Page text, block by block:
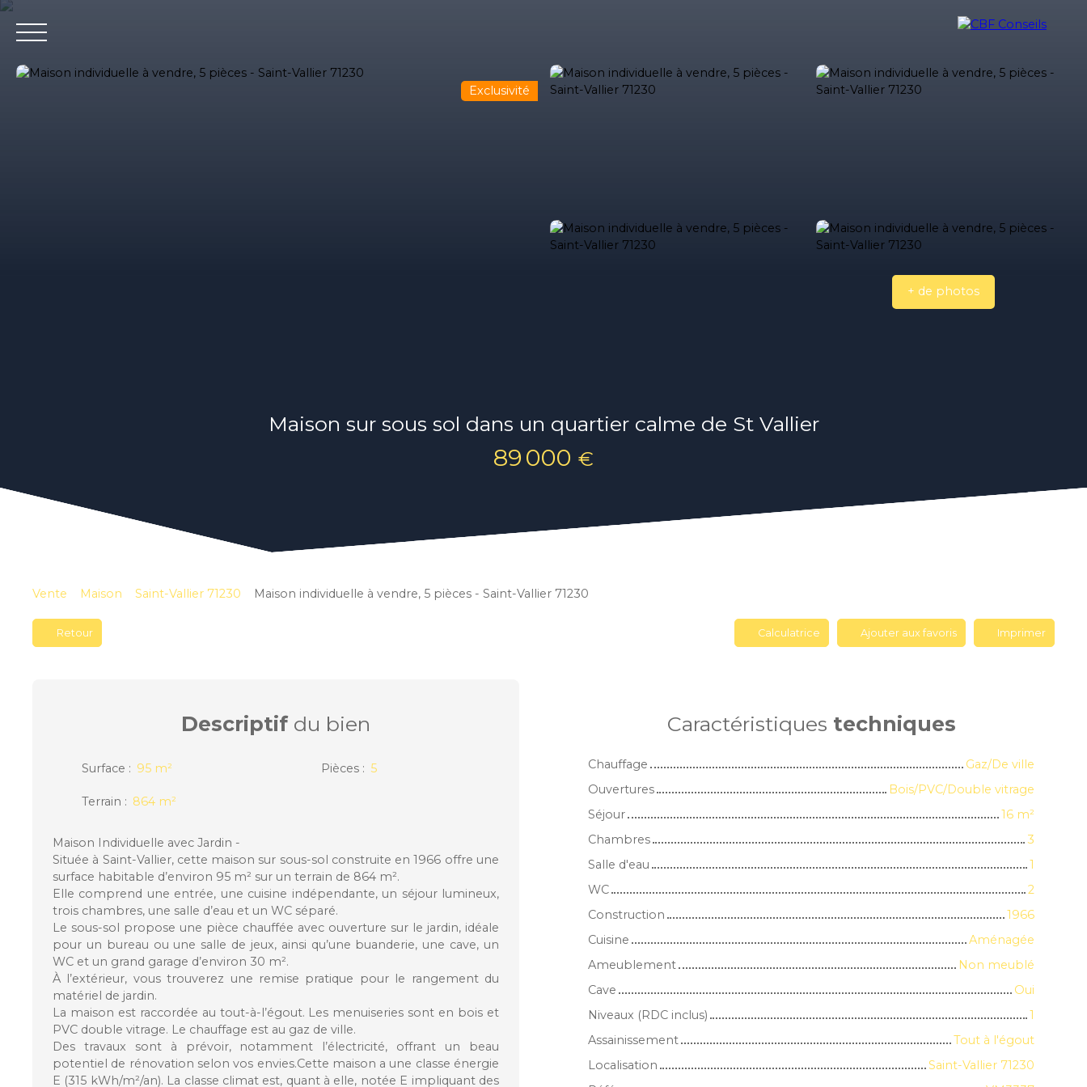
Exclusivité
+ de photos
Maison sur sous sol dans un quartier calme de St Vallier
89 000 €
Vente Maison Saint-Vallier 71230 Maison individuelle à vendre, 5 pièces - Saint-Vallier 71230
Retour Calculatrice Ajouter aux favoris Imprimer
Descriptifdu bien
Surface : 95 m² Pièces : 5
Terrain : 864 m²
Maison Individuelle avec Jardin -
Située à Saint-Vallier, cette maison sur sous-sol construite en 1966 offre une
surface habitable d’environ 95 m² sur un terrain de 864 m².
Elle comprend une entrée, une cuisine indépendante, un séjour lumineux,
trois chambres, une salle d’eau et un WC séparé.
Le sous-sol propose une pièce chauffée avec ouverture sur le jardin, idéale
pour un bureau ou une salle de jeux, ainsi qu’une buanderie, une cave, un
WC et un grand garage d’environ 30 m².
À l’extérieur, vous trouverez une remise pratique pour le rangement du
matériel de jardin.
La maison est raccordée au tout-à-l’égout. Les menuiseries sont en bois et
PVC double vitrage. Le chauffage est au gaz de ville.
Des travaux sont à prévoir, notamment l’électricité, offrant un beau
potentiel de rénovation selon vos envies.Cette maison a une classe énergie
E (315 kWh/m²/an). La classe climat est, quant à elle, notée E impliquant des
Caractéristiques techniques
Chauffage
Gaz/De ville
Ouvertures
Bois/PVC/Double vitrage
Séjour
16 m²
Chambres
3
Salle d'eau
1
WC
2
Construction
1966
Cuisine
Aménagée
Ameublement
Non meublé
Cave
Oui
Niveaux (RDC inclus)
1
Assainissement
Tout à l'égout
Localisation
Saint-Vallier 71230